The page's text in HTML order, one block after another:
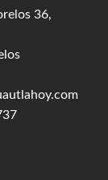
36,